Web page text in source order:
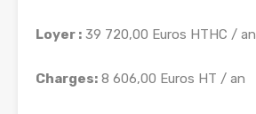
Loyer : 39 720,00 Euros HTHC / an
Charges: 8 606,00 Euros HT / an